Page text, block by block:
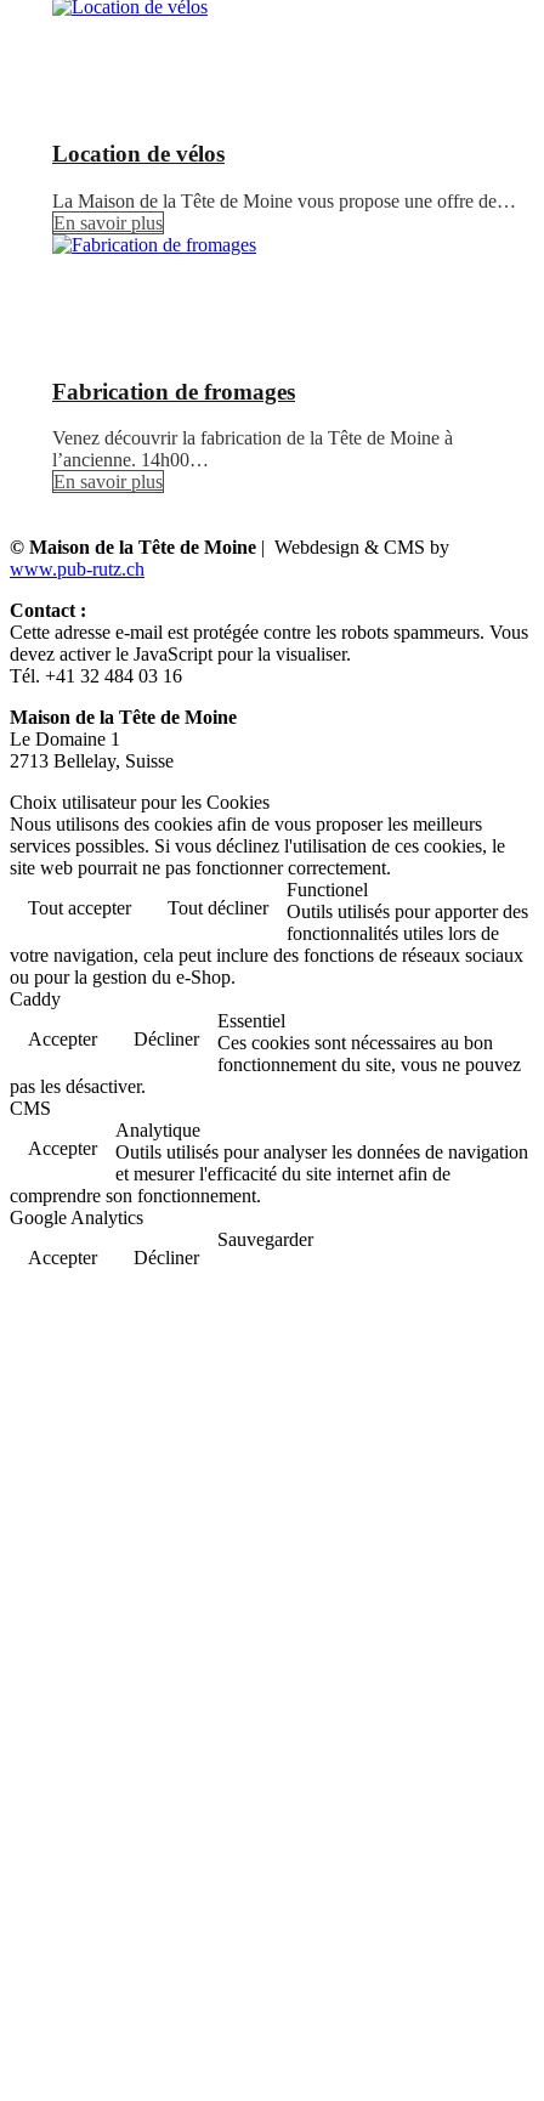
Location de vélos
La Maison de la Tête de Moine vous propose une offre de…
En savoir plus
Fabrication de fromages
Venez découvrir la fabrication de la Tête de Moine à
l’ancienne. 14h00…
En savoir plus
© Maison de la Tête de Moine | Webdesign & CMS by
www.pub-rutz.ch
Contact :
Cette adresse e-mail est protégée contre les robots spammeurs. Vous
devez activer le JavaScript pour la visualiser.
Tél. +41 32 484 03 16
Maison de la Tête de Moine
Le Domaine 1
2713 Bellelay, Suisse
Choix utilisateur pour les Cookies
Nous utilisons des cookies afin de vous proposer les meilleurs
services possibles. Si vous déclinez l'utilisation de ces cookies, le
site web pourrait ne pas fonctionner correctement.
Tout accepter
Tout décliner
Functionel
Outils utilisés pour apporter des
fonctionnalités utiles lors de
votre navigation, cela peut inclure des fonctions de réseaux sociaux
ou pour la gestion du e-Shop.
Caddy
Accepter
Décliner
Essentiel
Ces cookies sont nécessaires au bon
fonctionnement du site, vous ne pouvez
pas les désactiver.
CMS
Accepter
Analytique
Outils utilisés pour analyser les données de navigation
et mesurer l'efficacité du site internet afin de
comprendre son fonctionnement.
Google Analytics
Accepter
Décliner
Sauvegarder